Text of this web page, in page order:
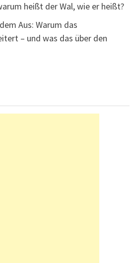
heißt der Wal, wie er heißt?
Aus: Warum das
– und was das über den